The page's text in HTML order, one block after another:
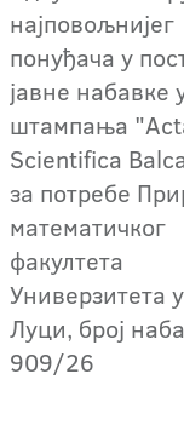
најповољнијег
понуђача у
јавне набавке
штампања
Scientifica
за потребе
математичког
факултета
Универзитета
Луци, број
909/26